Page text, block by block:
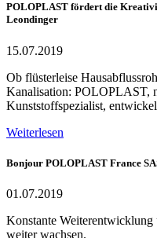
POLOPLAST fördert die
Leondinger
15.07.2019
Ob flüsterleise
Kanalisation: POLOPLAST,
Kunststoffspezialist,
Weiterlesen
Bonjour POLOPLAST France
01.07.2019
Konstante Weiterentwicklung
weiter wachsen.